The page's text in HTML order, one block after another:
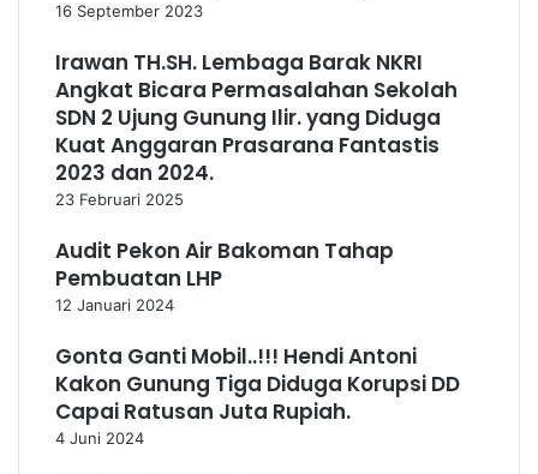
16 September 2023
Irawan TH.SH. Lembaga Barak NKRI
Angkat Bicara Permasalahan Sekolah
SDN 2 Ujung Gunung Ilir. yang Diduga
Kuat Anggaran Prasarana Fantastis
2023 dan 2024.
23 Februari 2025
Audit Pekon Air Bakoman Tahap
Pembuatan LHP
12 Januari 2024
Gonta Ganti Mobil..!!! Hendi Antoni
Kakon Gunung Tiga Diduga Korupsi DD
Capai Ratusan Juta Rupiah.
4 Juni 2024